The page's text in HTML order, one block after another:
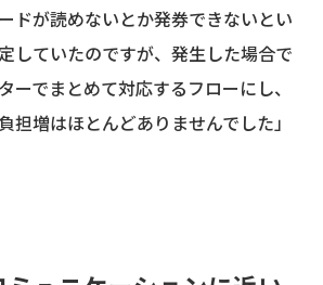
ドが読めないとか発券できないとい
していたのですが、発生した場合で
ーでまとめて対応するフローにし、
担増はほとんどありませんでした」